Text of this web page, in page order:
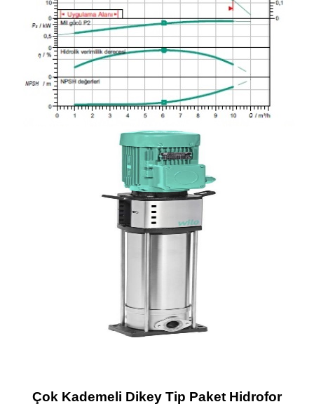
Çok Kademeli Dikey Tip Paket Hidrofor